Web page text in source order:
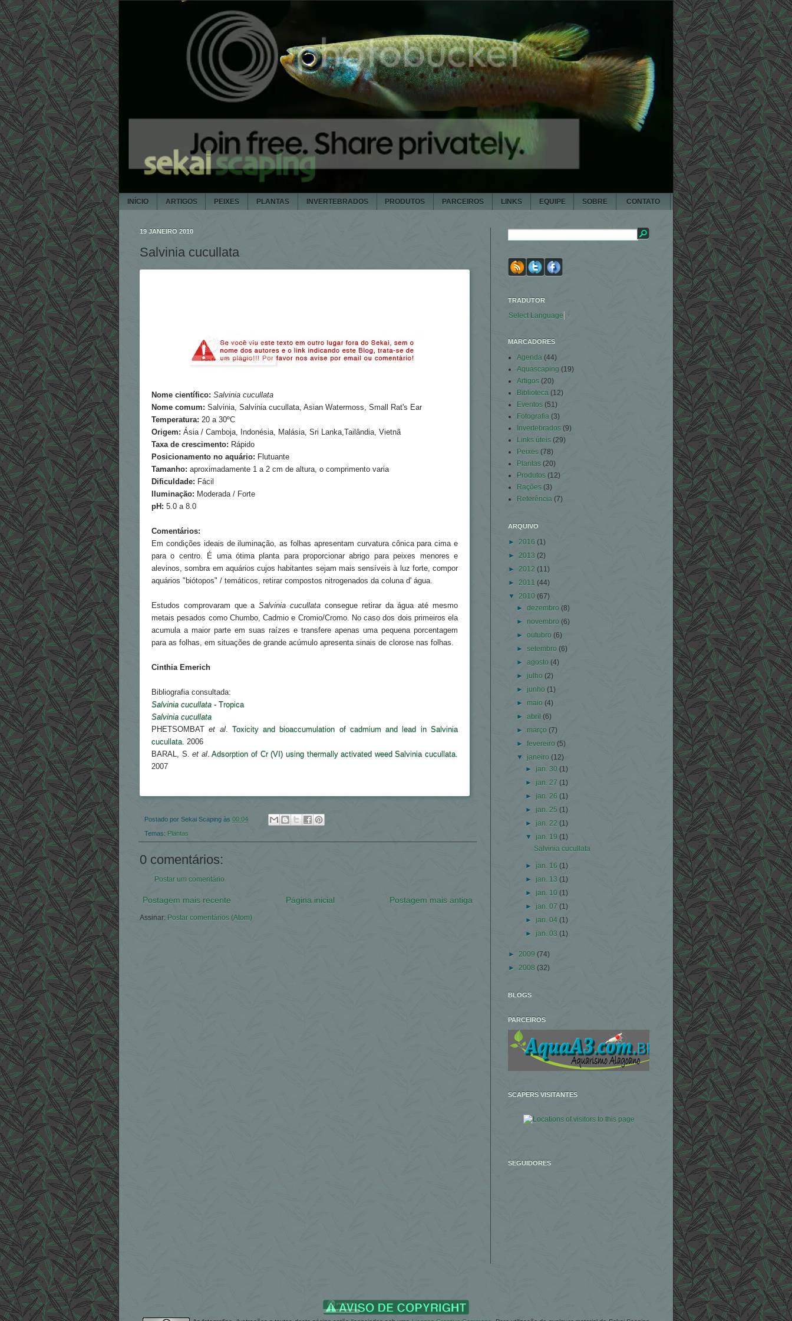
INÍCIO ARTIGOS PEIXES PLANTAS INVERTEBRADOS PRODUTOS PARCEIROS LINKS EQUIPE SOBRE CONTATO
19 JANEIRO 2010
Salvinia cucullata
Nome científico: Salvinia cucullata
Nome comum: Salvinia, Salvinia cucullata, Asian Watermoss, Small Rat's Ear
Temperatura: 20 a 30ºC
Origem: Ásia / Camboja, Indonésia, Malásia, Sri Lanka,Tailândia, Vietnã
Taxa de crescimento: Rápido
Posicionamento no aquário: Flutuante
Tamanho: aproximadamente 1 a 2 cm de altura, o comprimento varia
Dificuldade: Fácil
Iluminação: Moderada / Forte
pH: 5.0 a 8.0
Comentários:
Em condições ideais de iluminação, as folhas apresentam curvatura cônica para cima e
para o centro. É uma ótima planta para proporcionar abrigo para peixes menores e
alevinos, sombra em aquários cujos habitantes sejam mais sensíveis à luz forte, compor
aquários "biótopos" / temáticos, retirar compostos nitrogenados da coluna d' água.
Estudos comprovaram que aSalvinia cucullata consegue retirar da água até mesmo
metais pesados como Chumbo, Cadmio e Cromio/Cromo. No caso dos dois primeiros ela
acumula a maior parte em suas raízes e transfere apenas uma pequena porcentagem
para as folhas, em situações de grande acúmulo apresenta sinais de clorose nas folhas.
Cinthia Emerich
Bibliografia consultada:
Salvinia cucullata - Tropica
Salvinia cucullata
PHETSOMBATet al. Toxicity and bioaccumulation of cadmium and lead in Salvinia
cucullata. 2006
BARAL, S.et al.Adsorption of Cr (VI) using thermally activated weed Salvinia cucullata.
2007
Postado por Sekai Scaping às 00:04
Temas: Plantas
0 comentários:
Postar um comentário
Postagem mais recente Postagem mais antiga
Página inicial
Assinar: Postar comentários (Atom)
TRADUTOR
Select Language ▼
MARCADORES
Agenda (44)
Aquascaping (19)
Artigos (20)
Biblioteca (12)
Eventos (51)
Fotografia (3)
Invertebrados (9)
Links úteis (29)
Peixes (78)
Plantas (20)
Produtos (12)
Rações (3)
Referência (7)
ARQUIVO
► 2016 (1)
► 2013 (2)
► 2012 (11)
► 2011 (44)
▼ 2010 (67)
►dezembro(8)
► novembro (6)
►outubro (6)
►setembro(6)
►agosto(4)
► julho(2)
► junho (1)
► maio(4)
►abril(6)
► março (7)
►fevereiro (5)
▼ janeiro (12)
► jan. 30 (1)
► jan. 27 (1)
► jan. 26 (1)
► jan. 25 (1)
► jan. 22 (1)
▼ jan. 19 (1)
Salvinia cucullata
► jan. 16 (1)
► jan. 13 (1)
► jan. 10 (1)
► jan. 07 (1)
► jan. 04 (1)
► jan. 03 (1)
► 2009 (74)
► 2008 (32)
BLOGS
PARCEIROS
SCAPERS VISITANTES
SEGUIDORES